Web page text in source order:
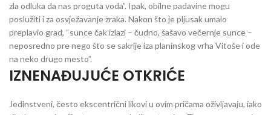
zla odluka da nas proguta voda”. Ipak, obilne padavine mogu
poslužiti i za osvježavanje zraka. Nakon što je pljusak umalo
preplavio grad, “sunce čak izlazi – čudno, šašavo večernje sunce –
neposredno pre nego što se sakrije iza planinskog vrha Vitoše i ode
na neko drugo mesto”.
IZNENAĐUJUĆE OTKRIĆE
Jedinstveni, često ekscentrični likovi u ovim pričama oživljavaju, iako